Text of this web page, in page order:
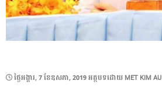
POSTED
ថ្ងៃ​អង្គារ, 7 ខែ​ឧសភា, 2019អត្ថបទដោយ MET KIM AU